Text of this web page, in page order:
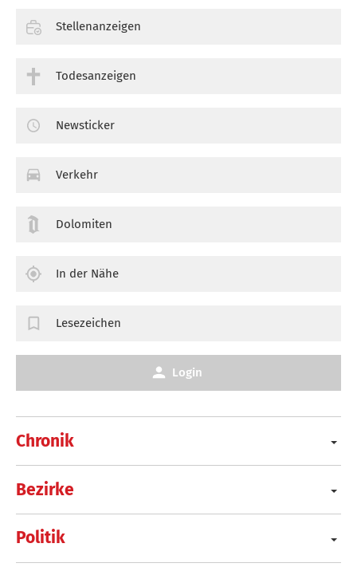
Chronik
Bezirke
Politik
Stellenanzeigen
Todesanzeigen
Newsticker
Verkehr
Dolomiten
In der Nähe
Lesezeichen
Login